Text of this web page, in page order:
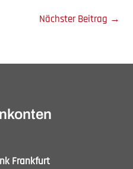
Nächster Beitrag →
Frankfurt